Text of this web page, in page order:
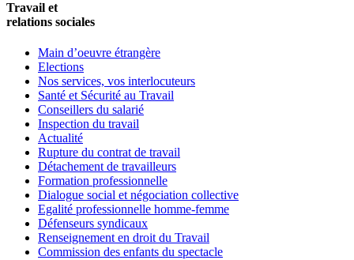
Travail et
relations sociales
Main d’oeuvre étrangère
Elections
Nos services, vos interlocuteurs
Santé et Sécurité au Travail
Conseillers du salarié
Inspection du travail
Actualité
Rupture du contrat de travail
Détachement de travailleurs
Formation professionnelle
Dialogue social et négociation collective
Egalité professionnelle homme-femme
Défenseurs syndicaux
Renseignement en droit du Travail
Commission des enfants du spectacle